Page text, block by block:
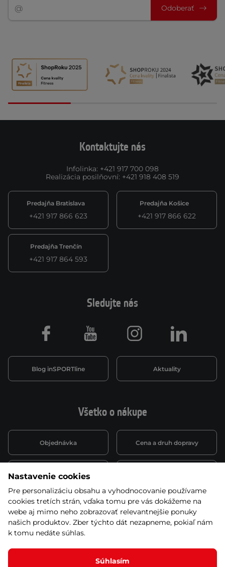
Odoberať
Kontaktujte nás
Infolinka: +421 917 700 098
Realizácia posilňovní: +421 918 408 519
Predajňa Bratislava
+421 917 866 623
Predajňa Košice
+421 917 866 622
Predajňa Trenčín
+421 917 864 593
Všetko o nákupe
Objednávka Cena a druh dopravy
Spôsob platby
Montáž a servis Reklamácie a záruka
Kariéra
Sledujte nás
Blog inSPORTline Aktuality
Facebook Youtube Instagram LinkedIn
Nastavenie cookies
Pre personalizáciu obsahu a vyhodnocovanie používame
cookies tretích strán, vďaka tomu pre vás dokážeme na
webe aj mimo neho zobrazovať relevantnejšie ponuky
našich produktov. Zber týchto dát nezapneme, pokiaľ nám
k tomu nedáte súhlas.
Súhlasím